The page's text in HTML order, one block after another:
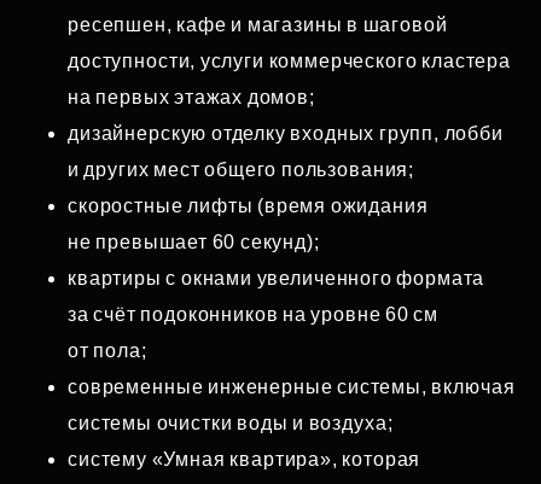
ресепшен, кафе и магазины в шаговой
доступности, услуги коммерческого кластера
на первых этажах домов;
дизайнерскую отделку входных групп, лобби
и других мест общего пользования;
скоростные лифты (время ожидания
не превышает 60 секунд);
квартиры с окнами увеличенного формата
за счёт подоконников на уровне 60 см
от пола;
современные инженерные системы, включая
системы очистки воды и воздуха;
систему «Умная квартира», которая